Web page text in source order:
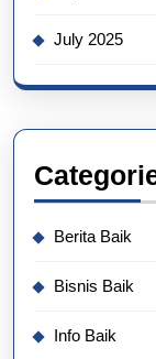
July 2025
Berita Baik
Bisnis Baik
Info Baik